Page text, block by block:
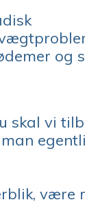
og
skal vi
være